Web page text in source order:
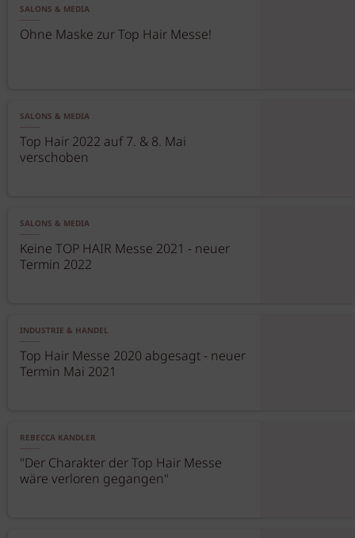
SALONS & MEDIA
Ohne Maske zur Top Hair Messe!
SALONS & MEDIA
Top Hair 2022 auf 7. & 8. Mai
verschoben
SALONS & MEDIA
Keine TOP HAIR Messe 2021 - neuer
Termin 2022
INDUSTRIE & HANDEL
Top Hair Messe 2020 abgesagt - neuer
Termin Mai 2021
REBECCA KANDLER
"Der Charakter der Top Hair Messe
wäre verloren gegangen"